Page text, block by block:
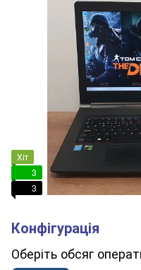
Хіт
3
3
обсяг